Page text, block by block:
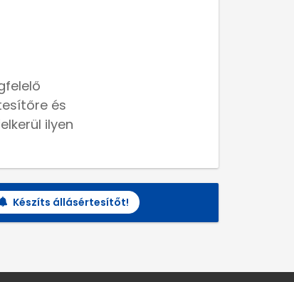
és
ilyen
Készíts állásértesítőt!